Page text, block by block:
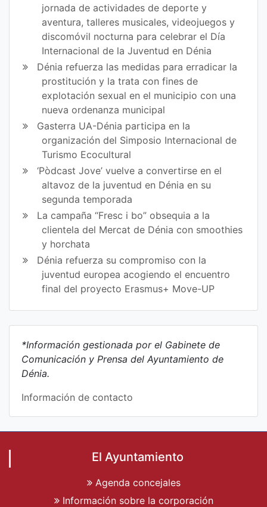
jornada de actividades de deporte y
aventura, talleres musicales, videojuegos y
discomóvil nocturna para celebrar el Día
Internacional de la Juventud en Dénia
Dénia refuerza las medidas para erradicar la
prostitución y la trata con fines de
explotación sexual en el municipio con una
nueva ordenanza municipal
Gasterra UA-Dénia participa en la
organización del Simposio Internacional de
Turismo Ecocultural
‘Pòdcast Jove’ vuelve a convertirse en el
altavoz de la juventud en Dénia en su
segunda temporada
La campaña “Fresc i bo” obsequia a la
clientela del Mercat de Dénia con smoothies
y horchata
Dénia refuerza su compromiso con la
juventud europea acogiendo el encuentro
final del proyecto Erasmus+ Move-UP
*Información gestionada por el Gabinete de
Comunicación y Prensa del Ayuntamiento de
Dénia.
Información de contacto
El Ayuntamiento
Agenda concejales
Información sobre la corporación